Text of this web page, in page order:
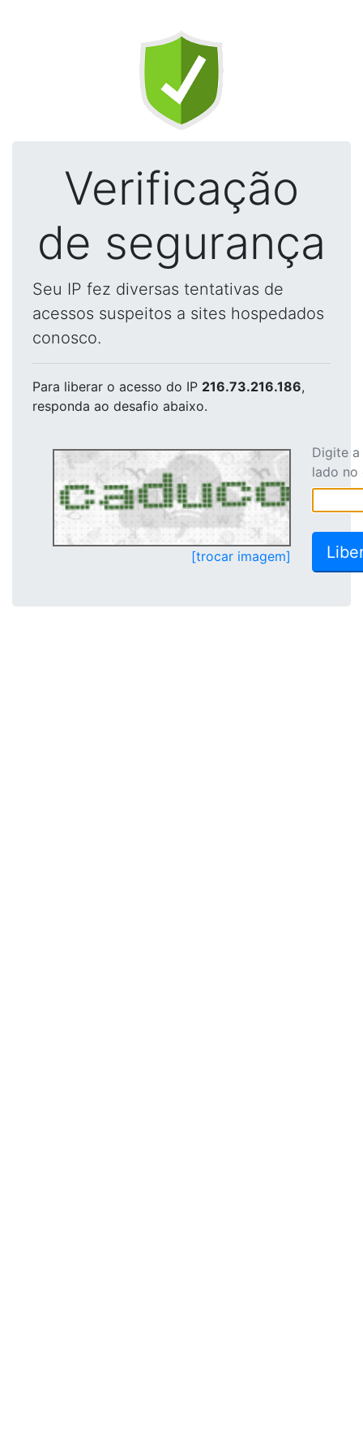
Verificação
de segurança
Seu IP fez diversas tentativas de
acessos suspeitos a sites hospedados
conosco.
Para liberar o acesso do IP 216.73.216.186,
responda ao desafio abaixo.
[trocar imagem]
Digite
lado no